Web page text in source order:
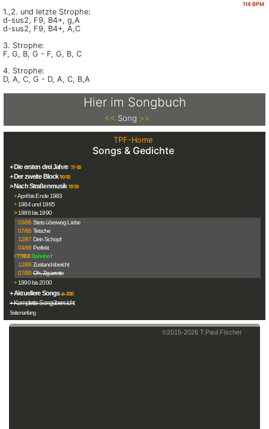
114 BPM
1.,2. und letzte Strophe:
d-sus2, F9, B4+, g,A
d-sus2, F9, B4+, A,C
3. Strophe:
F, G, B, G - F, G, B, C
4. Strophe:
D, A, C, G - D, A, C, B,A
Hier im Songbuch
<< Song >>
TPF-Home
Songs & Gedichte
+ Die ersten drei Jahre '77-'80
+ Der zweite Block '80-'83
> Nach Straßenmusik '83-'09
+April bis Ende 1983
+1984 und 1985
> 1986 bis 1990
03/86 Stets überwog Liebe
07/86 Tetsche
12/87 Dein Schopf
04/88 Perfekt
>??/88Bahnhof
12/88 Zustandsbericht
07/89Oh, Zigarrette
+1990 bis 2000
+ Aktuellere Songs ab 2010
+ Komplette Songübersicht
Seitenanfang
©2015-2026 T.Paul Fischer